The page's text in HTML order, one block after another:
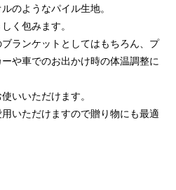
のようなパイル生地。
く包みます。
ランケットとしてはもちろん、プ
や車でのお出かけ時の体温調整に
いいただけます。
いただけますので贈り物にも最適